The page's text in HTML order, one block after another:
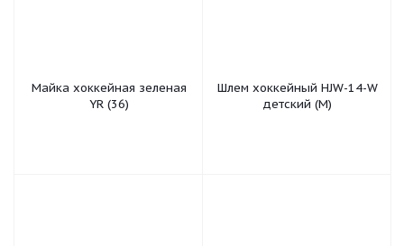
Майка хоккейная зеленая
YR (36)
Шлем хоккейный HJW-14-W
детский (M)